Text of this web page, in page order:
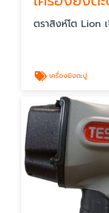
ตราสิงห์โต Lion
เครื่องยิงตะปู